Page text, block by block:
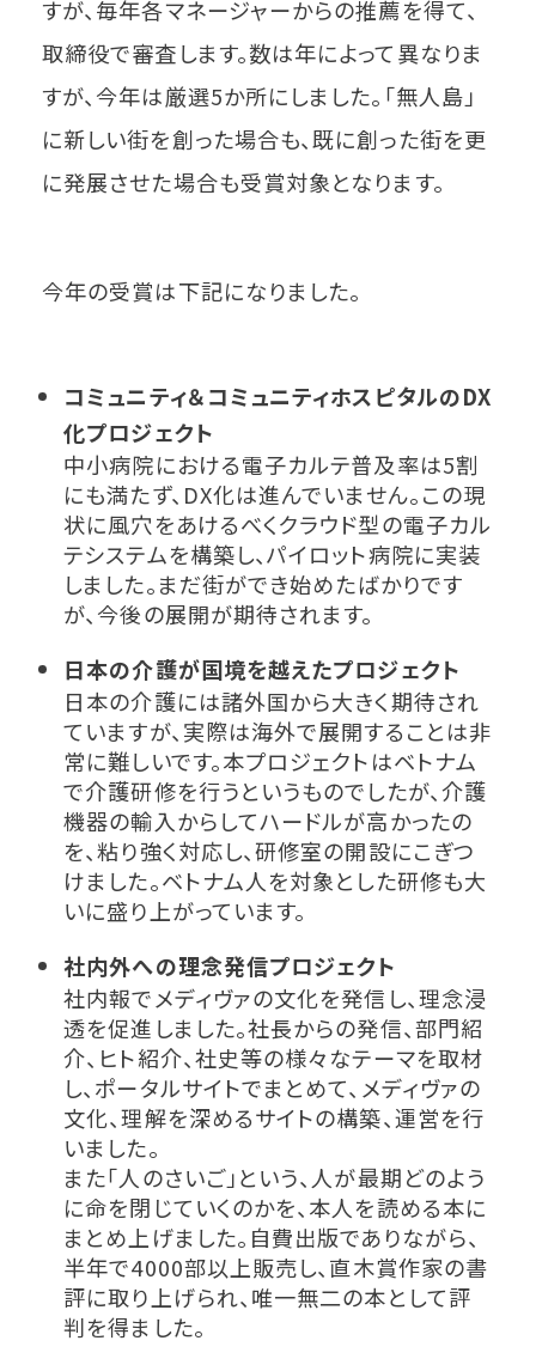
すが、毎年各マネージャーからの推薦を得て、
取締役で審査します。数は年によって異なりま
すが、今年は厳選5か所にしました。「無人島」
に新しい街を創った場合も、既に創った街を更
に発展させた場合も受賞対象となります。
今年の受賞は下記になりました。
コミュニティ＆コミュニティホスピタルのDX
化プロジェクト
中小病院における電子カルテ普及率は5割
にも満たず、DX化は進んでいません。この現
状に風穴をあけるべくクラウド型の電子カル
テシステムを構築し、パイロット病院に実装
しました。まだ街ができ始めたばかりです
が、今後の展開が期待されます。
日本の介護が国境を越えたプロジェクト
日本の介護には諸外国から大きく期待され
ていますが、実際は海外で展開することは非
常に難しいです。本プロジェクトはベトナム
で介護研修を行うというものでしたが、介護
機器の輸入からしてハードルが高かったの
を、粘り強く対応し、研修室の開設にこぎつ
けました。ベトナム人を対象とした研修も大
いに盛り上がっています。
社内外への理念発信プロジェクト
社内報でメディヴァの文化を発信し、理念浸
透を促進しました。社長からの発信、部門紹
介、ヒト紹介、社史等の様々なテーマを取材
し、ポータルサイトでまとめて、メディヴァの
文化、理解を深めるサイトの構築、運営を行
いました。
また「人のさいご」という、人が最期どのよう
に命を閉じていくのかを、本人を読める本に
まとめ上げました。自費出版でありながら、
半年で4000部以上販売し、直木賞作家の書
評に取り上げられ、唯一無二の本として評
判を得ました。